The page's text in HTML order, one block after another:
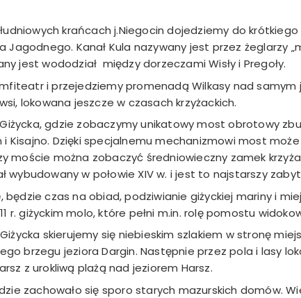
krańcach j.Niegocin dojedziemy do
Jagodnego. Kanał Kula nazywany jest przez żeglarzy
jest wododział między dorzeczami Wisły i Pregoły.
i przejedziemy promenadą Wilkasy nad samym
lokowana jeszcze w czasach krzyżackich.
gdzie zobaczymy unikatowy most obrotowy
i Kisajno. Dzięki specjalnemu mechanizmowi most
moście można zobaczyć średniowieczny zamek
wybudowany w połowie XIV w. i jest to najstarszy
będzie czas na obiad, podziwianie giżyckiej mariny i
r. giżyckim molo, które pełni m.in. rolę pomostu
skierujemy się niebieskim szlakiem w stronę
brzegu jeziora Dargin. Następnie przez pola i lasy
z urokliwą plażą nad jeziorem Harsz.
zachowało się sporo starych mazurskich domów.